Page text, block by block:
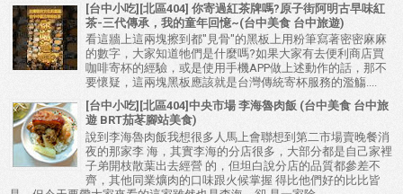
[台中小吃][北區404] 你寄過紅茶牌嗎?原子街阿明古早味紅
茶-三代傳承，我的童年回憶~(台中美食 台中旅遊)
看這牆上這兩塊擦到都"見骨"的黑板上用粉筆寫著密密麻麻
的數字，大家知道牠們是什麼嗎?如果大家有去便利商店買
咖啡寄杯的經驗，或是使用手機APP做上述動作的話，那不
要懷疑，這兩塊黑板應該就是台灣傳統寄杯服務的濫觴....
[台中小吃][北區404]中央市場 李海魯肉飯 (台中美食 台中旅
遊 BRT茄苳腳站美食)
說到李海魯肉飯我想很多人馬上會聯想到第二市場賣晚餐消
夜的那家李 海，其實李海的分店很多，大部分都是自己家裡
子弟開枝散葉出去經營 的，但坦白說分店的品質都參差不
齊，其他同業爌肉的口味跟火候掌握 得比他們好的比比皆